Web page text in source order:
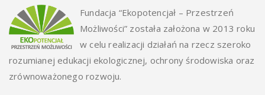
Fundacja “Ekopotencjał – Przestrzeń
Możliwości” została założona w 2013 roku
w celu realizacji działań na rzecz szeroko
rozumianej edukacji ekologicznej, ochrony środowiska oraz
zrównoważonego rozwoju.